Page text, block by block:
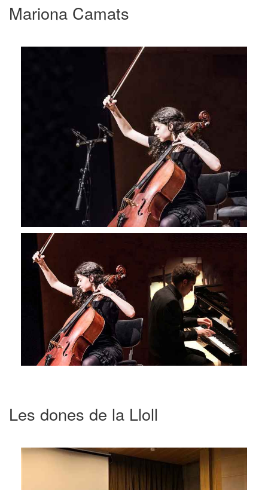
Mariona Camats
Les dones de la Lloll